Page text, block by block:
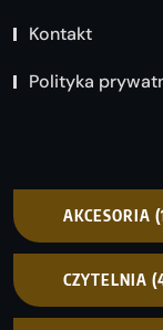
Kontakt
Polityka
AKCESORIA
CZYTELNIA